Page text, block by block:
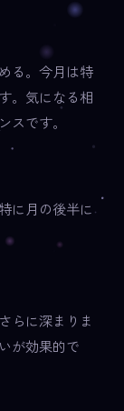
る。今月は特
。気になる相
です。
に月の後半に
らに深まりま
が効果的で